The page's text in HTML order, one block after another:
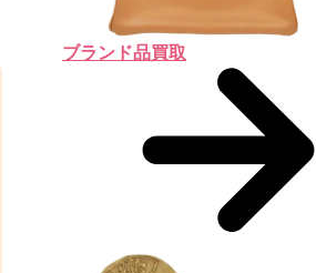
ブランド品買取